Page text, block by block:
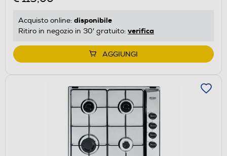
Acquisto online: disponibile
Ritiro in negozio in 30' gratuito: verifica
AGGIUNGI